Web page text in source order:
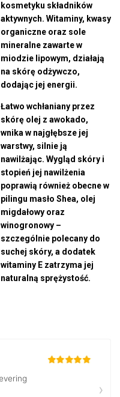
kosmetyku składników
aktywnych. Witaminy, kwasy
organiczne oraz sole
mineralne zawarte w
miodzie lipowym, działają
na skórę odżywczo,
dodając jej energii.
Łatwo wchłaniany przez
skórę olej z awokado,
wnika w najgłębsze jej
warstwy, silnie ją
nawilżając. Wygląd skóry i
stopień jej nawilżenia
poprawią również obecne w
pilingu masło Shea, olej
migdałowy oraz
winogronowy –
szczególnie polecany do
suchej skóry, a dodatek
witaminy E zatrzyma jej
naturalną sprężystość.